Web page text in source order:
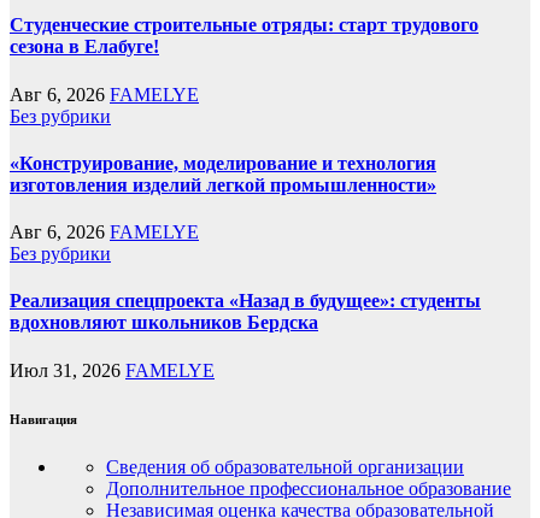
Студенческие строительные отряды: старт трудового
сезона в Елабуге!
Авг 6, 2026 FAMELYE
Без рубрики
«Конструирование, моделирование и технология
изготовления изделий легкой промышленности»
Авг 6, 2026 FAMELYE
Без рубрики
Реализация спецпроекта «Назад в будущее»: студенты
вдохновляют школьников Бердска
Июл 31, 2026 FAMELYE
Навигация
Сведения об образовательной организации
Дополнительное профессиональное образование
Независимая оценка качества образовательной